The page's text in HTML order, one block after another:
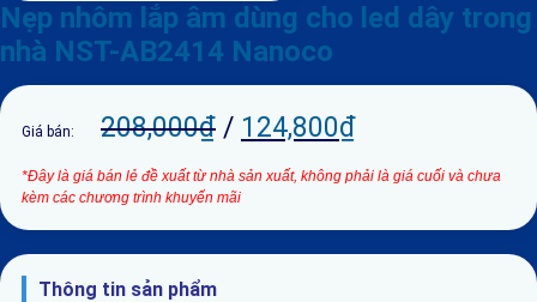
Nẹp nhôm lắp âm dùng cho led dây trong
nhà NST-AB2414 Nanoco
Giá bán: 208,000₫ / 124,800₫
*Đây là giá bán lẻ đề xuất từ nhà sản xuất, không phải là giá cuối và chưa
kèm các chương trình khuyến mãi
Thông tin sản phẩm